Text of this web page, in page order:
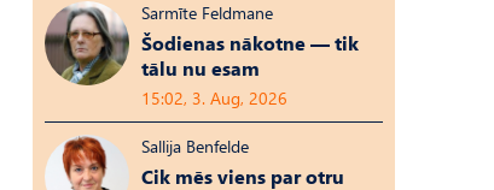
Sarmīte Feldmane
Šodienas nākotne — tik
tālu nu esam
15:02, 3. Aug, 2026
Sallija Benfelde
Cik mēs viens par otru